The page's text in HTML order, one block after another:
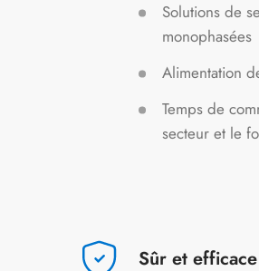
Solutions de
monophasées
Alimentation
Temps de
secteur et le
Sûr et efficace